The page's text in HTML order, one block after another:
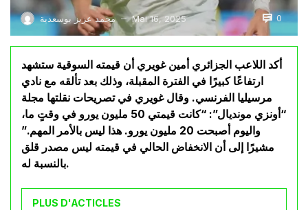
محمد عزيز بوسعدية — Mai 16, 2025 0
أكد اللاعب الجزائري أمين غويري أن قيمته السوقية ستشهد
ارتفاعًا كبيرًا في الفترة المقبلة، وذلك بعد تألقه مع نادي
مرسيليا الفرنسي. وقال غويري في تصريحات نقلتها مجلة
“أونزي مونديال”: “كانت قيمتي 50 مليون يورو في وقتٍ ما،
واليوم أصبحت 20 مليون يورو. هذا ليس بالأمر المهم.”
مشيرًا إلى أن الانخفاض الحالي في قيمته ليس مصدر قلق
بالنسبة له.
PLUS D'ACTICLES